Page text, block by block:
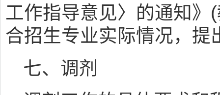
工作指导意见〉的通知》
合招生专业实际情况，提
七、调剂